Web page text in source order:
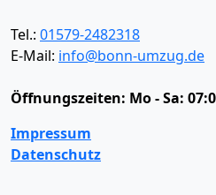
Tel.: 01579-2482318
E-Mail: info@bonn-umzug.de
Öffnungszeiten: Mo - Sa:
Impressum
Datenschutz